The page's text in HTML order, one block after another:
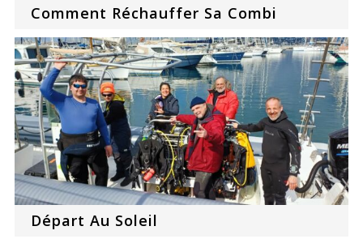
Comment Réchauffer Sa Combi
Départ Au Soleil